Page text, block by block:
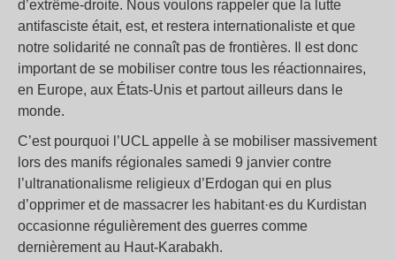
d’extrême-droite. Nous voulons rappeler que la lutte
antifasciste était, est, et restera internationaliste et que
notre solidarité ne connaît pas de frontières. Il est donc
important de se mobiliser contre tous les réactionnaires,
en Europe, aux États-Unis et partout ailleurs dans le
monde.
C’est pourquoi l’UCL appelle à se mobiliser massivement
lors des manifs régionales samedi 9 janvier contre
l’ultranationalisme religieux d’Erdogan qui en plus
d’opprimer et de massacrer les habitant·es du Kurdistan
occasionne régulièrement des guerres comme
dernièrement au Haut-Karabakh.